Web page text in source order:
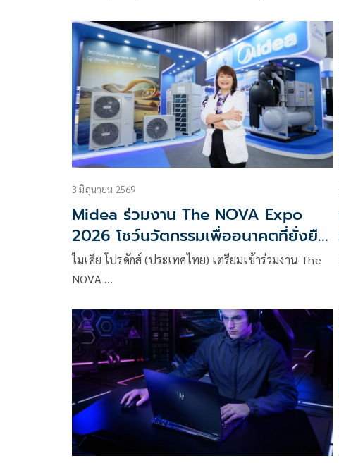
3 มิถุนายน 2569
Midea ร่วมงาน The NOVA Expo
2026 โชว์นวัตกรรมเพื่ออนาคตที่ยั่งยืน
ภายใต้แนวคิด ‘Smart in One’
ไมเดีย โปรดักส์ (ประเทศไทย) เตรียมเข้าร่วมงาน The
NOVA …